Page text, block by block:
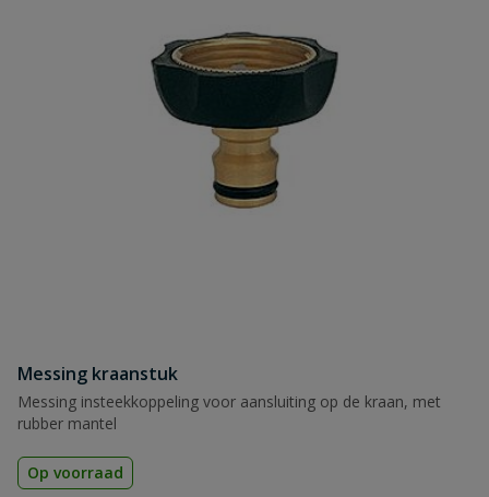
Messing kraanstuk
Messing insteekkoppeling voor aansluiting op de kraan, met
rubber mantel
Op voorraad